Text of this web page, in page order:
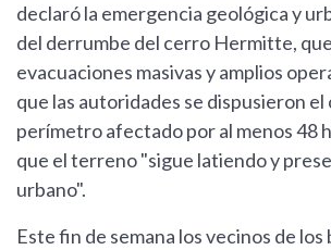
declaró la emergencia geológica y
del derrumbe del cerro Hermitte,
evacuaciones masivas y amplios
que las autoridades se dispusieron
perímetro afectado por al menos 48
que el terreno "sigue latiendo y
urbano".
Este fin de semana los vecinos de los